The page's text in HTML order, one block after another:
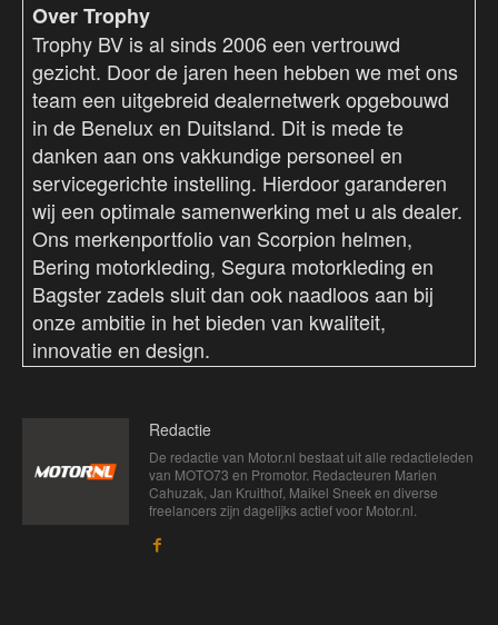
Over Trophy
Trophy BV is al sinds 2006 een vertrouwd
gezicht. Door de jaren heen hebben we met ons
team een uitgebreid dealernetwerk opgebouwd
in de Benelux en Duitsland. Dit is mede te
danken aan ons vakkundige personeel en
servicegerichte instelling. Hierdoor garanderen
wij een optimale samenwerking met u als dealer.
Ons merkenportfolio van Scorpion helmen,
Bering motorkleding, Segura motorkleding en
Bagster zadels sluit dan ook naadloos aan bij
onze ambitie in het bieden van kwaliteit,
innovatie en design.
Redactie
De redactie van Motor.nl bestaat uit alle redactieleden
van MOTO73 en Promotor. Redacteuren Marien
Cahuzak, Jan Kruithof, Maikel Sneek en diverse
freelancers zijn dagelijks actief voor Motor.nl.